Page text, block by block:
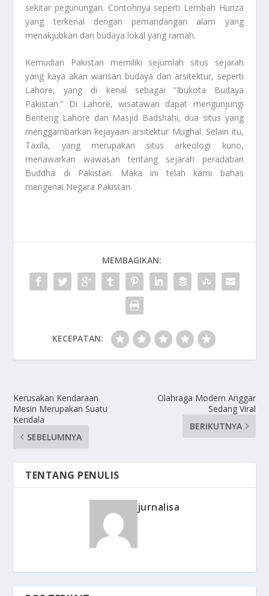
sekitar pegunungan. Contohnya seperti Lembah Hunza
yang terkenal dengan pemandangan alam yang
menakjubkan dan budaya lokal yang ramah.
Kemudian Pakistan memiliki sejumlah situs sejarah
yang kaya akan warisan budaya dan arsitektur, seperti
Lahore, yang di kenal sebagai “Ibukota Budaya
Pakistan.” Di Lahore, wisatawan dapat mengunjungi
Benteng Lahore dan Masjid Badshahi, dua situs yang
menggambarkan kejayaan arsitektur Mughal. Selain itu,
Taxila, yang merupakan situs arkeologi kuno,
menawarkan wawasan tentang sejarah peradaban
Buddha di Pakistan. Maka ini telah kami bahas
mengenai Negara Pakistan.
MEMBAGIKAN:
KECEPATAN:
Kerusakan Kendaraan
Mesin Merupakan Suatu
Kendala
SEBELUMNYA
Olahraga Modern Anggar
Sedang Viral
BERIKUTNYA
TENTANG PENULIS
jurnalisa